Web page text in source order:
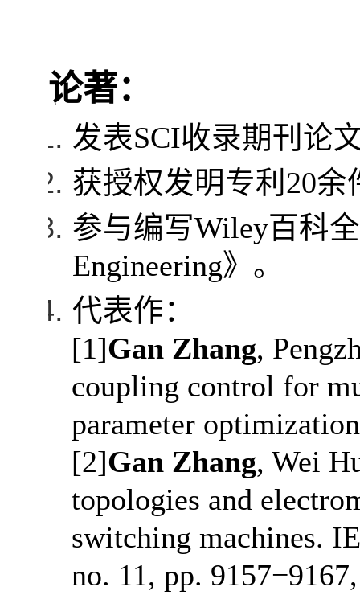
论著：
发表SCI收录期刊论
获授权发明专利 20余
参与编写Wiley百科
Engineering》。
代表作：
[1]Gan Zhang,
coupling control for
parameter
[2]Gan Zhang, Wei
topologies and
switching machines.
no. 11, pp.